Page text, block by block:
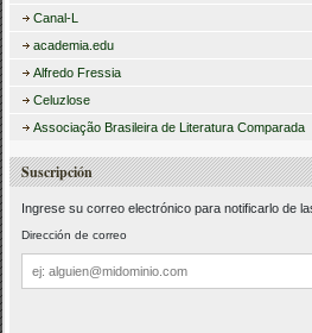
Canal-L
academia.edu
Alfredo Fressia
Celuzlose
Associação Brasileira de Literatura Comparada
Suscripción
Ingrese su correo electrónico para notificarlo de
Dirección de correo
Dirección
de
correo